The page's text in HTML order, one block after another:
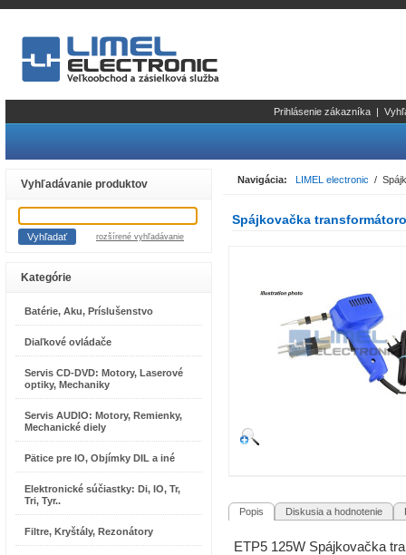
Prihlásenie zákazníka |
Vyhľadávanie produktov
rozšírené vyhľadávanie
Kategórie
Batérie, Aku, Príslušenstvo
Diaľkové ovládače
Servis CD-DVD: Motory, Laserové
optiky, Mechaniky
Servis AUDIO: Motory, Remienky,
Mechanické diely
Pätice pre IO, Objímky DIL a iné
Elektronické súčiastky: Di, IO, Tr,
Tri, Tyr..
Filtre, Kryštály, Rezonátory
Navigácia: LIMEL electronic /
Spájkovačka
Popis Diskusia a hodnotenie
ETP5 125W Spájkovačka